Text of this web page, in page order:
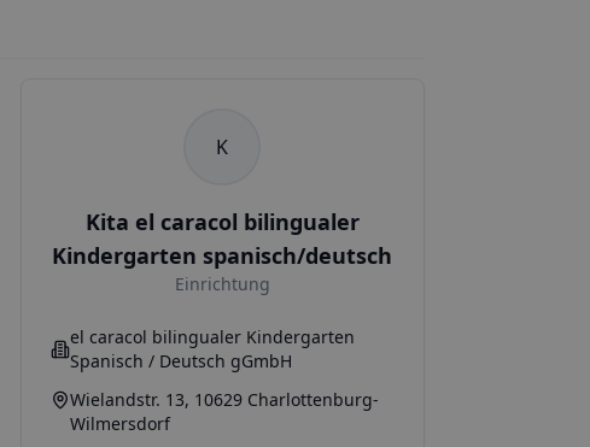
K
Kita el caracol bilingualer
Kindergarten spanisch/deutsch
Einrichtung
el caracol bilingualer Kindergarten
Spanisch / Deutsch gGmbH
Wielandstr. 13, 10629 Charlottenburg-
Wilmersdorf